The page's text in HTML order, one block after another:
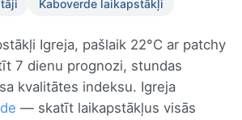
Kaboverde laikapstākļi
Igreja, pašlaik 22°C ar patchy
7 dienu prognozi, stundas
kvalitātes indeksu. Igreja
— skatīt laikapstākļus visās